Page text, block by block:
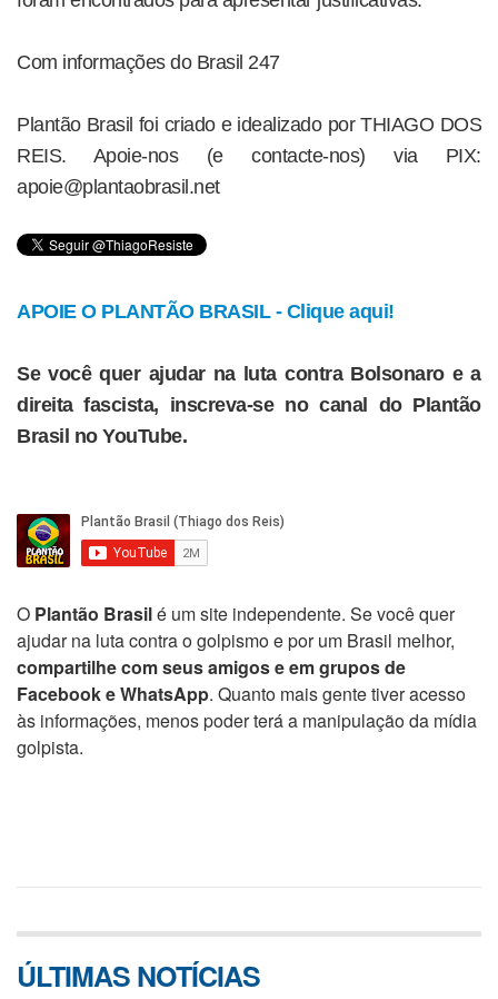
Com informações do Brasil 247
Plantão Brasil foi criado e idealizado por THIAGO DOS
REIS. Apoie-nos (e contacte-nos) via PIX:
apoie@plantaobrasil.net
APOIE O PLANTÃO BRASIL - Clique aqui!
Se você quer ajudar na luta contra Bolsonaro e a
direita fascista, inscreva-se no canal do Plantão
Brasil no YouTube.
O Plantão Brasilé um site independente. Se você quer
ajudar na luta contra o golpismo e por um Brasil melhor,
compartilhe com seus amigos e em grupos de
Facebook e WhatsApp. Quanto mais gente tiver acesso
às informações, menos poder terá a manipulação da mídia
golpista.
ÚLTIMAS NOTÍCIAS